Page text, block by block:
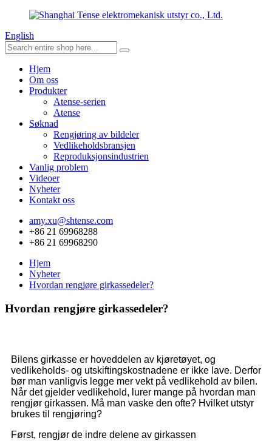
English
Hjem
Om oss
Produkter
Atense-serien
Atense
Søknad
Rengjøring av bildeler
Vedlikeholdsbransjen
Reproduksjonsindustrien
Vanlig problem
Videoer
Nyheter
Kontakt oss
amy.xu@shtense.com
+86 21 69968288
+86 21 69968290
Hjem
Nyheter
Hvordan rengjøre girkassedeler?
Hvordan rengjøre girkassedeler?
Bilens girkasse er hoveddelen av kjøretøyet, og
vedlikeholds- og utskiftingskostnadene er ikke lave. Derfor
bør man vanligvis legge mer vekt på vedlikehold av bilen.
Når det gjelder vedlikehold, lurer mange på hvordan man
rengjør girkassen. Må man vaske den ofte? Hvilket utstyr
brukes til rengjøring?
Først, rengjør de indre delene av girkassen